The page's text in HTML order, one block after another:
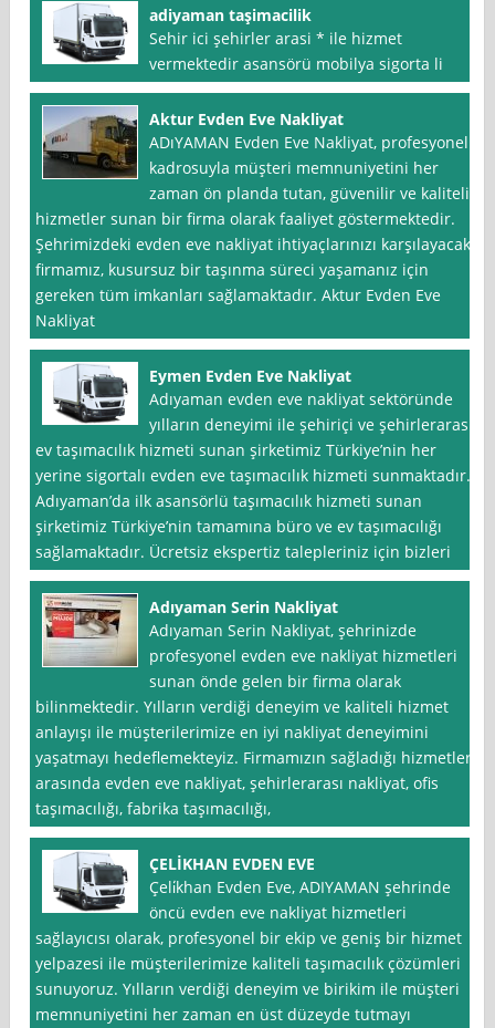
adiyaman taşimacilik
Sehir ici şehirler arasi * ile hizmet
vermektedir asansörü mobilya sigorta li
Aktur Evden Eve Nakliyat
ADıYAMAN Evden Eve Nakliyat, profesyonel
kadrosuyla müşteri memnuniyetini her
zaman ön planda tutan, güvenilir ve kaliteli
hizmetler sunan bir firma olarak faaliyet göstermektedir.
Şehrimizdeki evden eve nakliyat ihtiyaçlarınızı karşılayacak
firmamız, kusursuz bir taşınma süreci yaşamanız için
gereken tüm imkanları sağlamaktadır. Aktur Evden Eve
Nakliyat
Eymen Evden Eve Nakliyat
Adıyaman evden eve nakliyat sektöründe
yılların deneyimi ile şehiriçi ve şehirlerarası
ev taşımacılık hizmeti sunan şirketimiz Türkiye’nin her
yerine sigortalı evden eve taşımacılık hizmeti sunmaktadır.
Adıyaman’da ilk asansörlü taşımacılık hizmeti sunan
şirketimiz Türkiye’nin tamamına büro ve ev taşımacılığı
sağlamaktadır. Ücretsiz ekspertiz talepleriniz için bizleri
Adıyaman Serin Nakliyat
Adıyaman Serin Nakliyat, şehrinizde
profesyonel evden eve nakliyat hizmetleri
sunan önde gelen bir firma olarak
bilinmektedir. Yılların verdiği deneyim ve kaliteli hizmet
anlayışı ile müşterilerimize en iyi nakliyat deneyimini
yaşatmayı hedeflemekteyiz. Firmamızın sağladığı hizmetler
arasında evden eve nakliyat, şehirlerarası nakliyat, ofis
taşımacılığı, fabrika taşımacılığı,
ÇELİKHAN EVDEN EVE
Çeli̇khan Evden Eve, ADIYAMAN şehrinde
öncü evden eve nakliyat hizmetleri
sağlayıcısı olarak, profesyonel bir ekip ve geniş bir hizmet
yelpazesi ile müşterilerimize kaliteli taşımacılık çözümleri
sunuyoruz. Yılların verdiği deneyim ve birikim ile müşteri
memnuniyetini her zaman en üst düzeyde tutmayı